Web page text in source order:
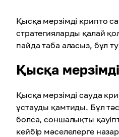
Қысқа мерзімді крипто
стратегияларды қалай
пайда таба аласыз, бұл
Қысқа
Қысқа мерзімді сауда
ұстауды қамтиды. Бұл
болса, соншалықты
кейбір мәселелерге